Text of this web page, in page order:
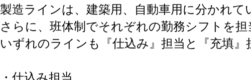
製造ラインは、建築用、自動車用に分かれて
さらに、班体制でそれぞれの勤務シフトを担
いずれのラインも『仕込み』担当と『充填』